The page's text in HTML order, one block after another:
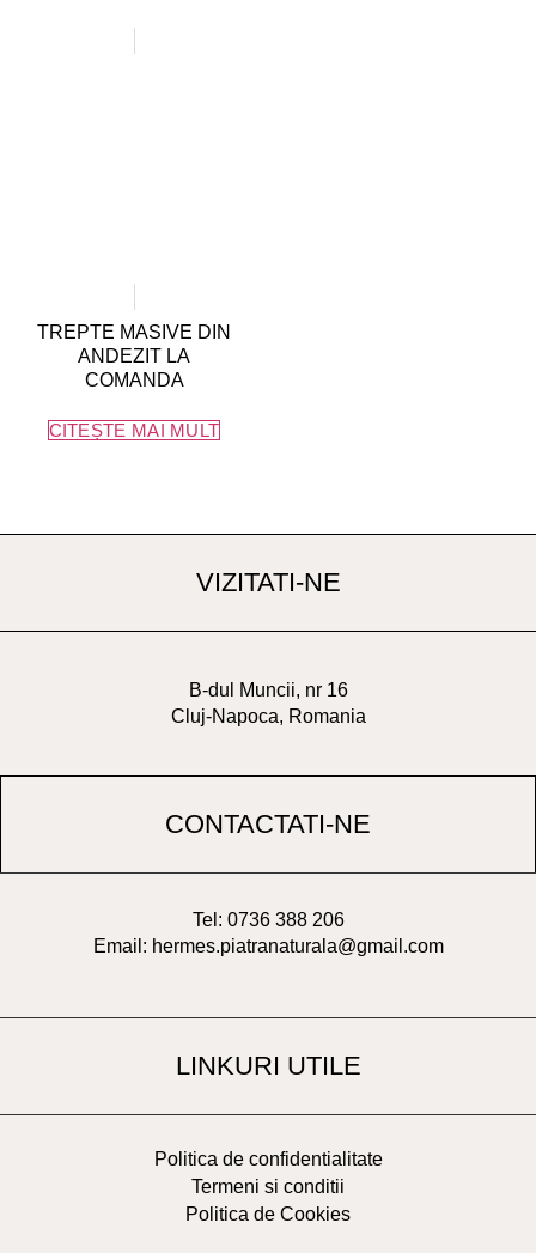
TREPTE MASIVE DIN
ANDEZIT LA
COMANDA
CITEȘTE MAI MULT
VIZITATI-NE
B-dul Muncii, nr 16
Cluj-Napoca, Romania
CONTACTATI-NE
Tel: 0736 388 206
Email: hermes.piatranaturala@gmail.com
LINKURI UTILE
Politica de confidentialitate
Termeni si conditii
Politica de Cookies